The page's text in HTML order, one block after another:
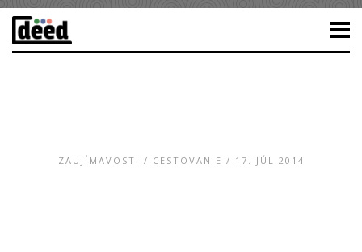
ZAUJÍMAVOSTI / CESTOVANIE / 17. JÚL 2014